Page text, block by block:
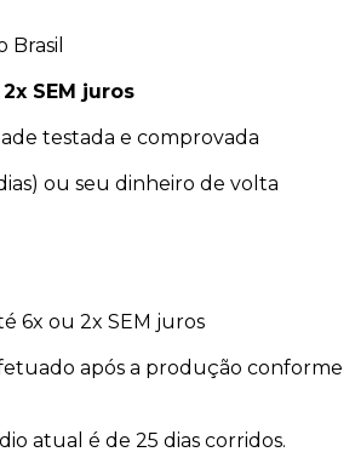
Brasil
SEM juros
testada e comprovada
ou seu dinheiro de volta
6x ou 2x SEM juros
após a produção conforme
atual é de 25 dias corridos.